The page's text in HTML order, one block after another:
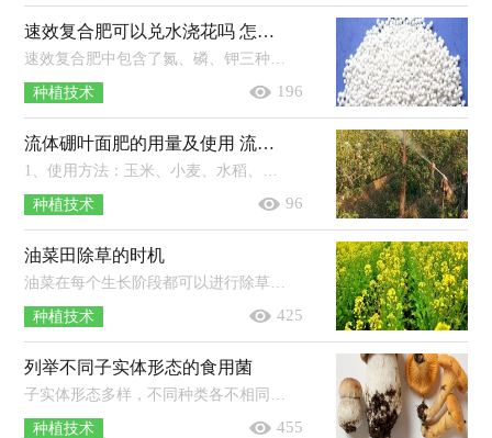
速效复合肥可以兑水浇花吗 怎么用
速效复合肥中包含了氮、磷、钾三种元素，能够给花卉提供所必需的营养物质，在使用时，一般将复合肥按照比例兑水溶解后浇花；其中兑水比例...
种植技术 196
流体硼叶面肥的用量及使用 流体硼叶面肥在玉米什么时候用
1、使用方法：玉米、小麦、水稻、瓜果、油菜、花椰菜、大白菜、甘蓝等作物使用时的稀释倍数为1500-2000倍，果树、棉花等经济作物以及...
种植技术 96
油菜田除草的时机
种植技术 425
列举不同子实体形态的食用菌
种植技术 455